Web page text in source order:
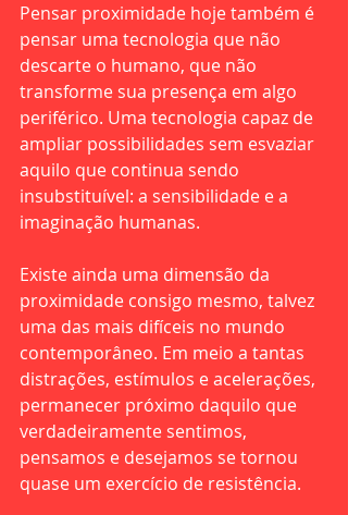
Pensar proximidade hoje também é
pensar uma tecnologia que não
descarte o humano, que não
transforme sua presença em algo
periférico. Uma tecnologia capaz de
ampliar possibilidades sem esvaziar
aquilo que continua sendo
insubstituível: a sensibilidade e a
imaginação humanas.
Existe ainda uma dimensão da
proximidade consigo mesmo, talvez
uma das mais difíceis no mundo
contemporâneo. Em meio a tantas
distrações, estímulos e acelerações,
permanecer próximo daquilo que
verdadeiramente sentimos,
pensamos e desejamos se tornou
quase um exercício de resistência.